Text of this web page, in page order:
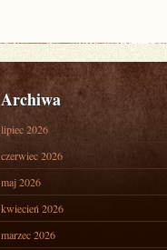
Archiwa
lipiec 2026
czerwiec 2026
maj 2026
kwiecień 2026
marzec 2026